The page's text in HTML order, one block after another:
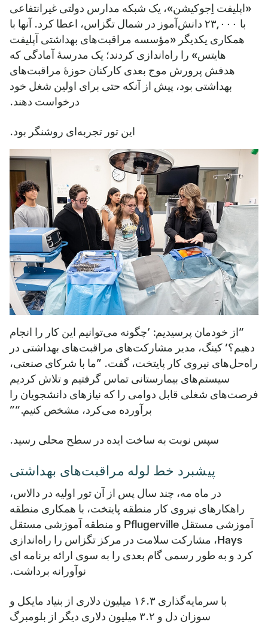
«اپلیفت اِجوکیشن»، یک شبکه مدارس دولتی غیرانتفاعی
با ۲۳,۰۰۰ دانش‌آموز در شمال تگزاس، اعطا کرد. آنها با
همکاری یکدیگر «مؤسسه مراقبت‌های بهداشتی آپلیفت
هایتس» را راه‌اندازی کردند؛ یک مدرسهٔ آمادگی که
هدفش پرورش موج بعدی کارکنان حوزهٔ مراقبت‌های
بهداشتی بود، پیش از آنکه حتی برای اولین شغل خود
درخواست دهند.
این تور تجربه‌ای روشنگر بود.
“از خودمان پرسیدیم: ‘چگونه می‌توانیم این کار را انجام
دهیم؟’ کینگ، مدیر مشارکت‌های مراقبت‌های بهداشتی در
راه‌حل‌های نیروی کار پایتخت، گفت. ”ما با شرکای صنعتی،
سیستم‌های بیمارستانی تماس گرفتیم و تلاش کردیم
فرصت‌های شغلی قابل دوامی را که نیازهای دانشجویان را
برآورده می‌کرد، مشخص کنیم.“”
سپس نوبت به ساخت ایده در سطح محلی رسید.
پیشبرد خط لوله مراقبت‌های بهداشتی
در ماه مه، چند سال پس از آن تور اولیه در دالاس،
راهکارهای نیروی کار منطقه پایتخت، با همکاری منطقه
آموزشی مستقل Pflugerville و منطقه آموزشی مستقل
Hays، مشارکت سلامت در مرکز تگزاس را راه‌اندازی
کرد و به طور رسمی گام بعدی را به سوی ارائه برنامه ای
نوآورانه برداشت.
با سرمایه‌گذاری ۱۶.۳ میلیون دلاری از بنیاد مایکل و
سوزان دل و ۳.۲ میلیون دلاری دیگر از بلومبرگ